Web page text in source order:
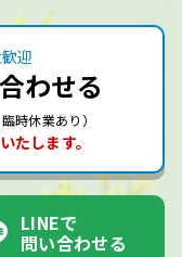
迎
わせる
時休業あり）
たします。
LINEで
問い合わせる